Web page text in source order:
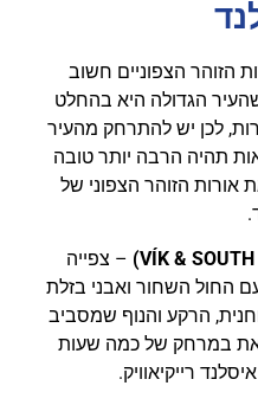
הזוהר הצפוניים חשוב
הגדולה היא בהחלט
לכן יש להתרחק מהעיר
תהיה הרבה יותר טובה
אורות הזוהר הצפוני של
– צפייה
החול השחור ואבני בזלת
הרקע והנוף שמסביב
במרחק של כמה שעות
רייקיאוויק.